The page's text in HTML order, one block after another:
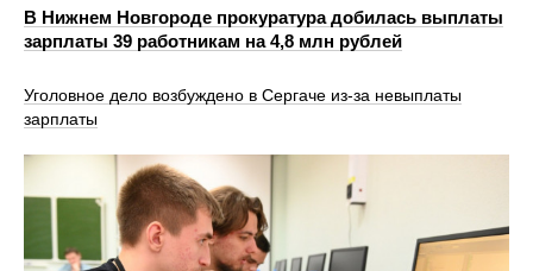
В Нижнем Новгороде прокуратура добилась выплаты
зарплаты 39 работникам на 4,8 млн рублей
Уголовное дело возбуждено в Сергаче из-за невыплаты
зарплаты